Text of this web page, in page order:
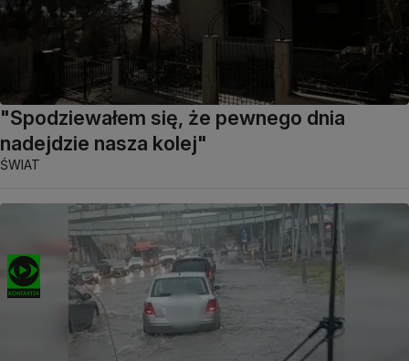
"Spodziewałem się, że pewnego dnia
nadejdzie nasza kolej"
ŚWIAT